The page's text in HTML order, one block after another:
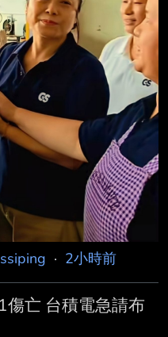
· 2小時前
亡 台積電急請布